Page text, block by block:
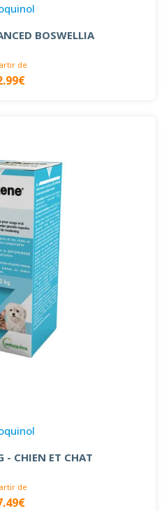
BOSWELLIA
de
- CHIEN ET CHAT
de